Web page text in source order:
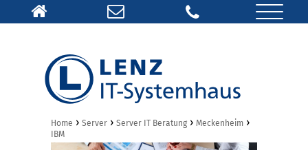
Home › Server › Server IT Beratung › Meckenheim ›
IBM